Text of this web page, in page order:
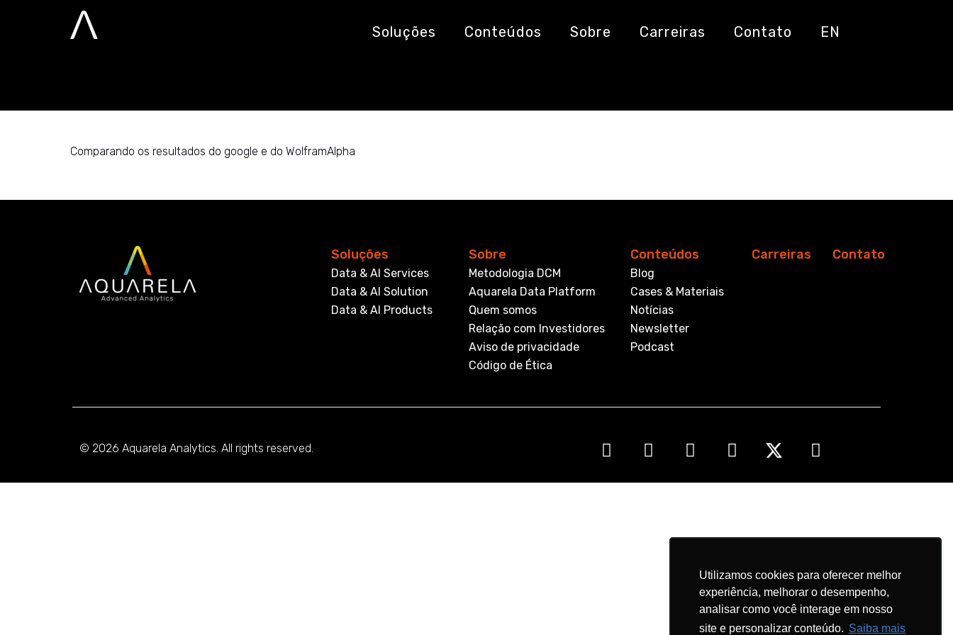
Utilizamos cookies para oferecer melhor
experiência, melhorar o desempenho,
analisar como você interage em nosso
site e personalizar conteúdo. Saiba mais
Utilizamos cookies para oferecer melhor
experiência, melhorar o desempenho,
analisar como você interage em nosso
site e personalizar conteúdo. Saiba mais
Soluções Conteúdos Sobre Carreiras Contato EN
03-Wofram-X-Google
Comparando os resultados do google e do WolframAlpha
Soluções
Data & AI Services
Data & AI Solution
Data & AI Products
Sobre
Metodologia DCM
Aquarela Data Platform
Quem somos
Relação com Investidores
Aviso de privacidade
Código de Ética
Conteúdos
Blog
Cases & Materiais
Notícias
Newsletter
Podcast
Carreiras Contato
© 2026 Aquarela Analytics. All rights reserved.